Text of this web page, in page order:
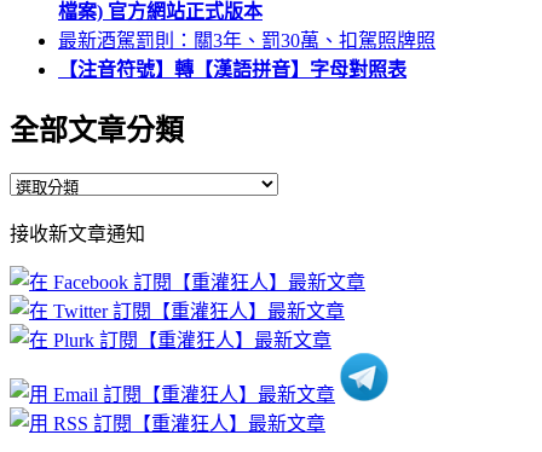
檔案) 官方網站正式版本
最新酒駕罰則：關3年、罰30萬、扣駕照牌照
【注音符號】轉【漢語拼音】字母對照表
全部文章分類
全
文
章
分
類
接收新文章通知